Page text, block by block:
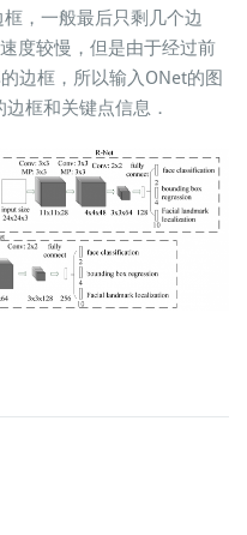
，一般最后只剩几个边
度较慢，但是由于经过前
边框，所以输入ONet的图
框和关键点信息．